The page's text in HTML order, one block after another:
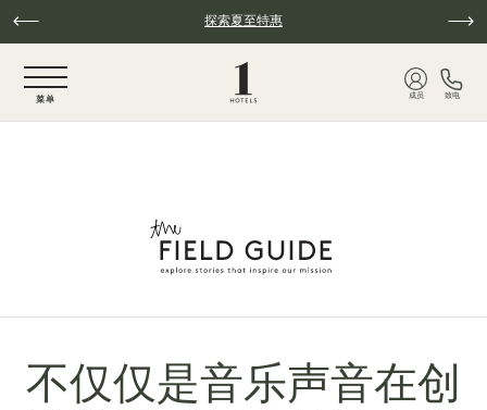
跳至主要内容 探索夏至特惠
菜单
成员 致电
不仅仅是音乐声音在创